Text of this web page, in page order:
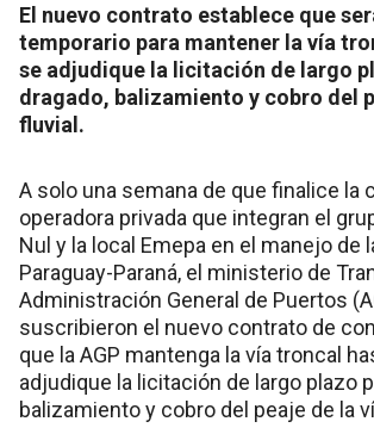
El nuevo contrato establece que
temporario para mantener la vía
se adjudique la licitación de largo
dragado, balizamiento y cobro del
fluvial.
A solo una semana de que finalice la
operadora privada que integran el
Nul y la local Emepa en el manejo de
Paraguay-Paraná, el ministerio de
Administración General de Puertos
suscribieron el nuevo contrato de
que la AGP mantenga la vía troncal
adjudique la licitación de largo plazo
balizamiento y cobro del peaje de la